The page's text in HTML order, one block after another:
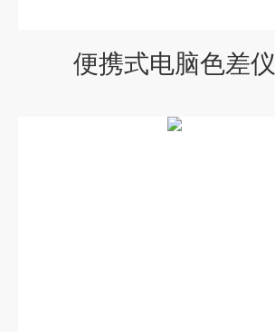
便携式电脑色差仪